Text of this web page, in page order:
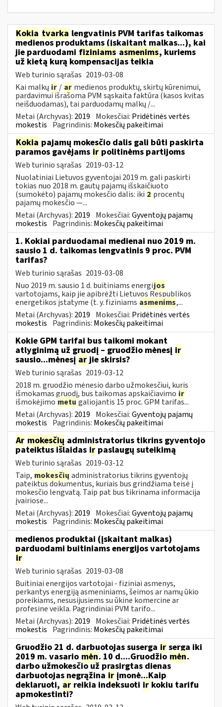
Kokia tvarka lengvatinis PVM tarifas taikomas
medienos produktams (įskaitant malkas...), kai
jie parduodami fiziniams asmenims, kuriems
už kietą kurą kompensacijas teikia
Web turinio sąrašas 2019-03-08
Kai malkų ir / ar medienos produktų, skirtų kūrenimui,
pardavimui išrašoma PVM sąskaita faktūra (kasos kvitas
neišduodamas), tai parduodamų malkų /...
Metai (Archyvas): 2019 Mokesčiai: Pridėtinės vertės
mokestis Pagrindinis: Mokesčių pakeitimai
Kokia pajamų mokesčio dalis gali būti paskirta
paramos gavėjams ir politinėms partijoms
Web turinio sąrašas 2019-03-12
Nuolatiniai Lietuvos gyventojai 2019 m. gali paskirti
tokias nuo 2018 m. gautų pajamų išskaičiuoto
(sumokėto) pajamų mokesčio dalis: iki 2 procentų
pajamų mokesčio —...
Metai (Archyvas): 2019 Mokesčiai:Gyventojų pajamų
mokestis Pagrindinis: Mokesčių pakeitimai
1. Kokiai parduodamai medienai nuo 2019 m.
sausio 1 d. taikomas lengvatinis 9 proc. PVM
tarifas?
Web turinio sąrašas 2019-03-08
Nuo 2019 m. sausio 1 d. buitiniams energijos
vartotojams, kaip jie apibrėžti Lietuvos Respublikos
energetikos įstatyme (t. y. fiziniams asmenims,...
Metai (Archyvas): 2019 Mokesčiai: Pridėtinės vertės
mokestis Pagrindinis: Mokesčių pakeitimai
Kokie GPM tarifai bus taikomi mokant
atlyginimą už gruodį – gruodžio mėnesį ir
sausio...mėnesį arjie skirsis?
Web turinio sąrašas 2019-03-12
2018 m. gruodžio mėnesio darbo užmokesčiui, kuris
išmokamas gruodį, bus taikomas apskaičiavimo ir
išmokėjimo metu galiojantis 15 proc. GPM tarifas...
Metai (Archyvas): 2019 Mokesčiai:Gyventojų pajamų
mokestis Pagrindinis: Mokesčių pakeitimai
Ar mokesčių administratorius tikrins gyventojo
pateiktus išlaidas ir paslaugų suteikimą
Web turinio sąrašas 2019-03-12
Taip, mokesčių administratorius tikrins gyventojų
pateiktus dokumentus, kuriais bus grindžiama teisė į
mokesčio lengvatą. Taip pat bus tikrinama informacija
įvairiose...
Metai (Archyvas): 2019 Mokesčiai:Gyventojų pajamų
mokestis Pagrindinis: Mokesčių pakeitimai
medienos produktai (įskaitant malkas)
parduodami buitiniams energijos vartotojams
ir
Web turinio sąrašas 2019-03-08
Buitiniai energijos vartotojai - fiziniai asmenys,
perkantys energiją asmeniniams, šeimos ar namų ūkio
poreikiams, nesusijusiems su ūkine komercine ar
profesine veikla. Pagrindiniai PVM tarifo...
Metai (Archyvas): 2019 Mokesčiai: Pridėtinės vertės
mokestis Pagrindinis: Mokesčių pakeitimai
Gruodžio 21 d. darbuotojas suserga ir serga iki
2019 m. vasario mėn. 10 d....Gruodžio mėn.
darbo užmokesčio už prasirgtas dienas
darbuotojas negrąžina ir įmonė...Kaip
deklaruoti, ar reikia indeksuoti ir kokiu tarifu
apmokestinti?